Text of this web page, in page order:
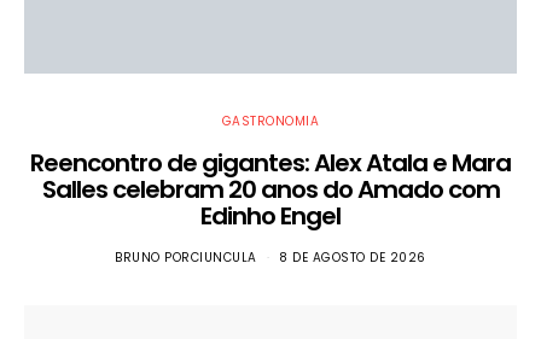
GASTRONOMIA
Reencontro de gigantes: Alex Atala e Mara
Salles celebram 20 anos do Amado com
Edinho Engel
BRUNO PORCIUNCULA 8 DE AGOSTO DE 2026